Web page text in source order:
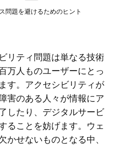
リティ問題は単なる技術
万人ものユーザーにとっ
す。アクセシビリティが
害のある人々が情報にア
したり、デジタルサービ
ることを妨げます。ウェ
かせないものとなる中、
問題を避けるためのヒント